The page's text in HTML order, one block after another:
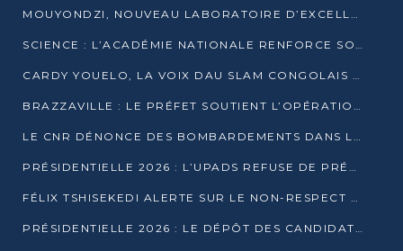
MOUYONDZI, NOUVEAU LABORATOIRE D’EXCELLENCE PÉDAGOGIQUE AVEC L’ENFICE
SCIENCE : L’ACADÉMIE NATIONALE RENFORCE SON ÉQUIPE ET TRACE SA FEUILLE DE ROUTE 2026
CARDY YOUELO, LA VOIX DAU SLAM CONGOLAIS QUI INTERPELLE LE MONDE
BRAZZAVILLE : LE PRÉFET SOUTIENT L’OPÉRATION « ZÉRO KULUNA » ET APPELLE À LA VIGILANCE CITOYENNE
LE CNR DÉNONCE DES BOMBARDEMENTS DANS LE POOL ET ACCUSE LE GOUVERNEMENT
PRÉSIDENTIELLE 2026 : L’UPADS REFUSE DE PRÉSENTER UN CANDIDAT ET DÉNONCE UN PROCESSUS NON CRÉDIBLE
FÉLIX TSHISEKEDI ALERTE SUR LE NON-RESPECT DES ENGAGEMENTS DE PAIX APRÈS SA RENCONTRE AVEC D. SASSOU-NGUESSO
PRÉSIDENTIELLE 2026 : LE DÉPÔT DES CANDIDATURES OUVERT DU 29 JANVIER AU 12 FÉVRIER